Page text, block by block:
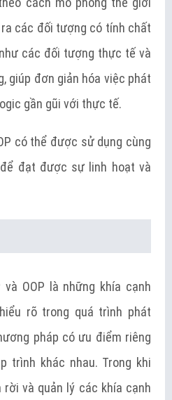
các đối tượng có tính chất
các đối tượng thực tế và
giúp đơn giản hóa việc phát
gần gũi với thực tế.
có thể được sử dụng cùng
đạt được sự linh hoạt và
OOP là những khía cạnh
rõ trong quá trình phát
pháp có ưu điểm riêng
trình khác nhau. Trong khi
và quản lý các khía cạnh